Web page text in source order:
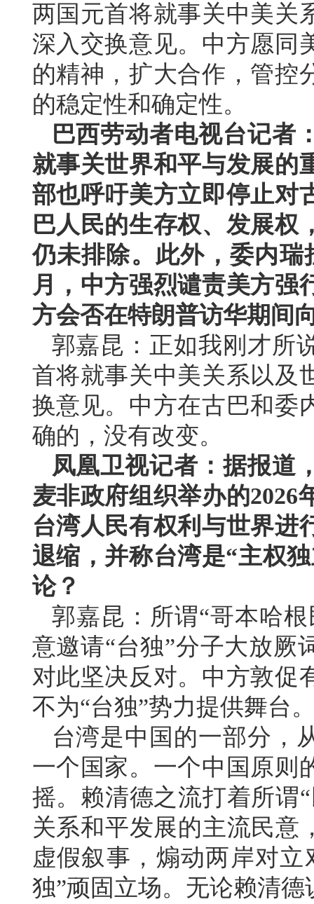
两国元首将就事关中美关
深入交换意见。中方愿同
的精神，扩大合作，管控
的稳定性和确定性。
巴西劳动者电视台记者
就事关世界和平与发展的
部也呼吁美方立即停止对
巴人民的生存权、发展权
仍未排除。此外，委内
月，中方强烈谴责美方强
方会否在特朗普访华期间
郭嘉昆：正如我刚才所
首将就事关中美关系以及
换意见。中方在古巴和委
确的，没有改变。
凤凰卫视记者：据报道
麦非政府组织举办的2026
台湾人民有权利与世界进
退缩，并称台湾是“主权
论？
郭嘉昆：所谓“哥本哈
意邀请“台独”分子大放厥
对此坚决反对。中方敦促
不为“台独”势力提供舞台
台湾是中国的一部分，
一个国家。一个中国原则
摇。赖清德之流打着所谓
关系和平发展的主流民意
虚假叙事，煽动两岸对
独”顽固立场。无论赖清